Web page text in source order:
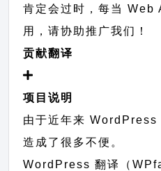
肯定会过时，每当 Web
用，请协助推广我们！
贡献翻译
项目说明
由于近年来 WordPress
造成了很多不便。
WordPress 翻译（